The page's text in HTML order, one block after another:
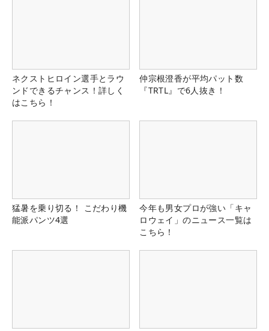
ネクストヒロイン選手とラウ
ンドできるチャンス！詳しく
はこちら！
仲宗根澄香が平均パット数
『TRTL』で6人抜き！
猛暑を乗り切る！ こだわり機
能派パンツ4選
今年も男女プロが強い「キャ
ロウェイ」のニュース一覧は
こちら！